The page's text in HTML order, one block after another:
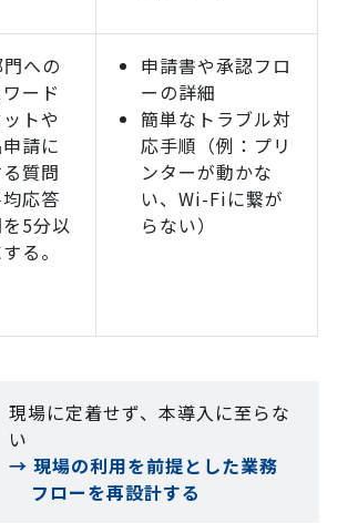
への
ード
トや
請に
質問
応答
5分以
る。
申請書や承認フロ
ーの詳細
簡単なトラブル対
応手順（例：プリ
ンターが動かな
い、Wi-Fiに繋が
らない）
現場に定着せず、本導入に至らな
い
→ 現場の利用を前提とした業務
フローを再設計する